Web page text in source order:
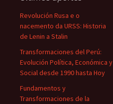
Revolución Rusa e o
nacemento da URSS: Historia
de Lenin a Stalin
Transformaciones del Perú:
Evolución Política, Económica y
Social desde 1990 hasta Hoy
Fundamentos y
Transformaciones de la